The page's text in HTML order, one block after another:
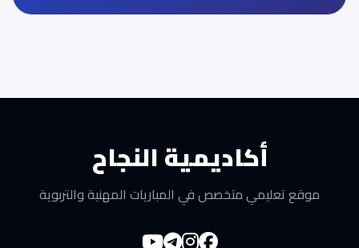
أكاديمية النجاح
موقع تعليمي متخصص في المباريات المهنية والتربوية